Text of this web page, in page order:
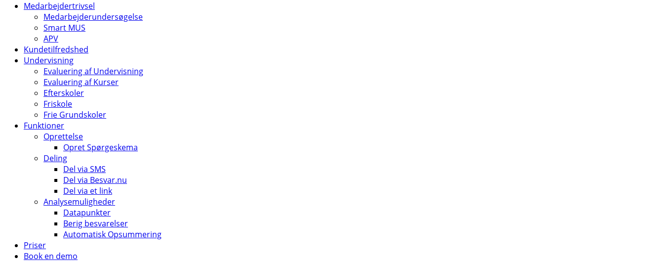
Medarbejdertrivsel
Medarbejderundersøgelse
Smart MUS
APV
Kundetilfredshed
Undervisning
Evaluering af Undervisning
Evaluering af Kurser
Efterskoler
Friskole
Frie Grundskoler
Funktioner
Oprettelse
Opret Spørgeskema
Deling
Del via SMS
Del via Besvar.nu
Del via et link
Analysemuligheder
Datapunkter
Berig besvarelser
Automatisk Opsummering
Priser
Book en demo